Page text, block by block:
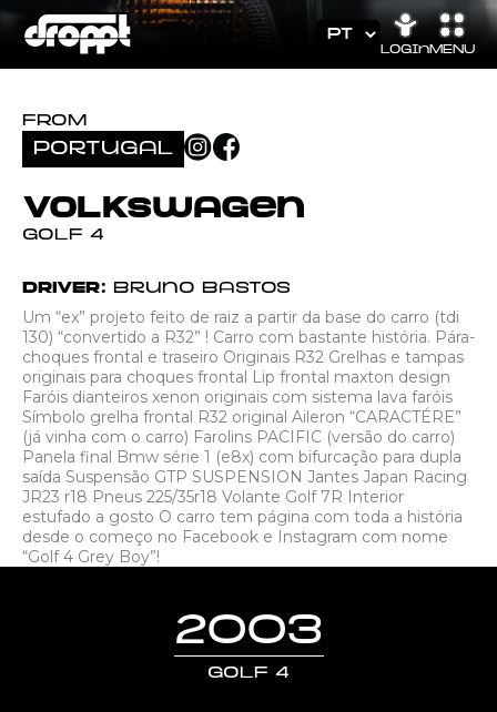
LoginMENU
FROM
Portugal
Volkswagen
Golf 4
DRIVER: Bruno Bastos
Um “ex” projeto feito de raiz a partir da base do carro (tdi
130) “convertido a R32” ! Carro com bastante história. Pára-
choques frontal e traseiro Originais R32 Grelhas e tampas
originais para choques frontal Lip frontal maxton design
Faróis dianteiros xenon originais com sistema lava faróis
Símbolo grelha frontal R32 original Aileron “CARACTÉRE”
(já vinha com o carro) Farolins PACIFIC (versão do carro)
Panela final Bmw série 1 (e8x) com bifurcação para dupla
saída Suspensão GTP SUSPENSION Jantes Japan Racing
JR23 r18 Pneus 225/35r18 Volante Golf 7R Interior
estufado a gosto O carro tem página com toda a história
desde o começo no Facebook e Instagram com nome
“Golf 4 Grey Boy”!
2003
Golf 4